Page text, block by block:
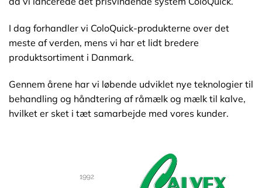
I dag forhandler vi ColoQuick-produkterne over det
meste af verden, mens vi har et lidt bredere
produktsortiment i Danmark.
Gennem årene har vi løbende udviklet nye teknologier til
behandling og håndtering af råmælk og mælk til kalve,
hvilket er sket i tæt samarbejde med vores kunder.